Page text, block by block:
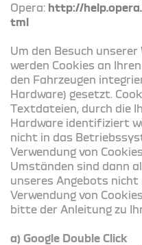
Opera: http://
tml
Um den Besuch
werden Cookies an
den Fahrzeugen
Hardware) gesetzt.
Textdateien, durch die
Hardware identifiziert
nicht in das
Verwendung von
Umständen sind dann
unseres Angebots nicht
Verwendung von
bitte der Anleitung zu
a) Google Double Click